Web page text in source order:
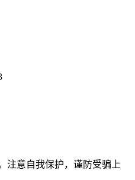
注意自我保护，谨防受骗上